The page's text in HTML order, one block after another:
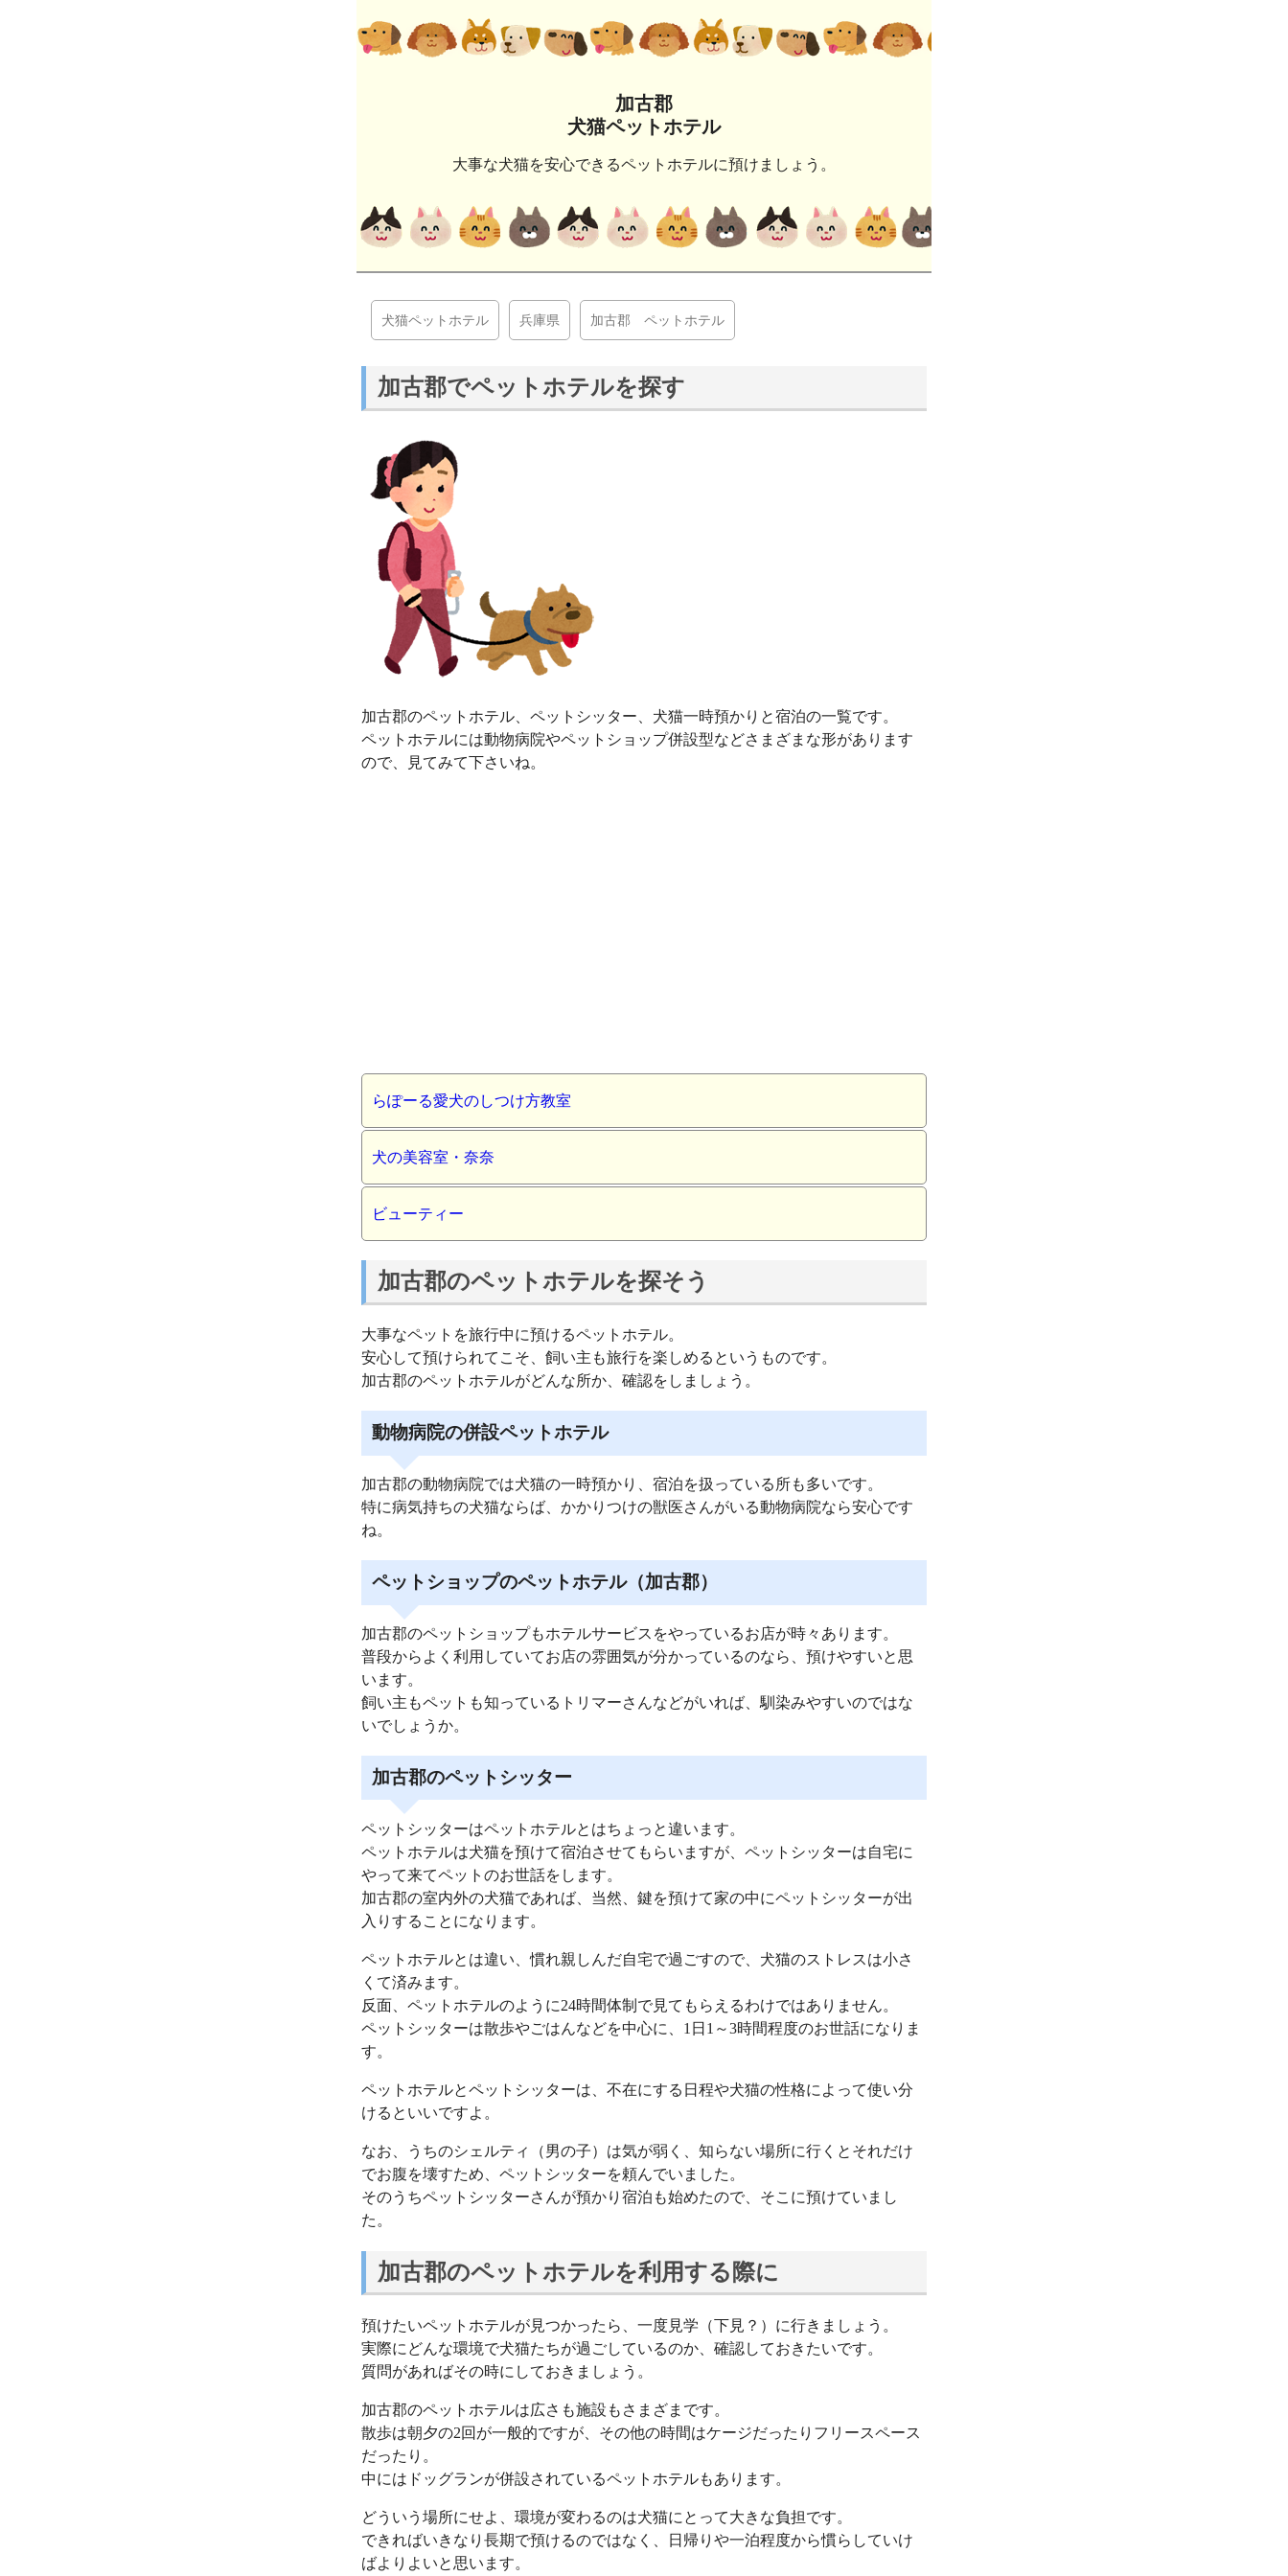
加古郡
犬猫ペットホテル
大事な犬猫を安心できるペットホテルに預けましょう。
犬猫ペットホテル 兵庫県 加古郡 ペットホテル
加古郡でペットホテルを探す
加古郡のペットホテル、ペットシッター、犬猫一時預かりと宿泊の一覧です。
ペットホテルには動物病院やペットショップ併設型などさまざまな形があります
ので、見てみて下さいね。
らぽーる愛犬のしつけ方教室
犬の美容室・奈奈
ビューティー
加古郡のペットホテルを探そう
大事なペットを旅行中に預けるペットホテル。
安心して預けられてこそ、飼い主も旅行を楽しめるというものです。
加古郡のペットホテルがどんな所か、確認をしましょう。
動物病院の併設ペットホテル
加古郡の動物病院では犬猫の一時預かり、宿泊を扱っている所も多いです。
特に病気持ちの犬猫ならば、かかりつけの獣医さんがいる動物病院なら安心です
ね。
ペットショップのペットホテル（加古郡）
加古郡のペットショップもホテルサービスをやっているお店が時々あります。
普段からよく利用していてお店の雰囲気が分かっているのなら、預けやすいと思
います。
飼い主もペットも知っているトリマーさんなどがいれば、馴染みやすいのではな
いでしょうか。
加古郡のペットシッター
ペットシッターはペットホテルとはちょっと違います。
ペットホテルは犬猫を預けて宿泊させてもらいますが、ペットシッターは自宅に
やって来てペットのお世話をします。
加古郡の室内外の犬猫であれば、当然、鍵を預けて家の中にペットシッターが出
入りすることになります。
ペットホテルとは違い、慣れ親しんだ自宅で過ごすので、犬猫のストレスは小さ
くて済みます。
反面、ペットホテルのように24時間体制で見てもらえるわけではありません。
ペットシッターは散歩やごはんなどを中心に、1日1～3時間程度のお世話になりま
す。
ペットホテルとペットシッターは、不在にする日程や犬猫の性格によって使い分
けるといいですよ。
なお、うちのシェルティ（男の子）は気が弱く、知らない場所に行くとそれだけ
でお腹を壊すため、ペットシッターを頼んでいました。
そのうちペットシッターさんが預かり宿泊も始めたので、そこに預けていまし
た。
加古郡のペットホテルを利用する際に
預けたいペットホテルが見つかったら、一度見学（下見？）に行きましょう。
実際にどんな環境で犬猫たちが過ごしているのか、確認しておきたいです。
質問があればその時にしておきましょう。
加古郡のペットホテルは広さも施設もさまざまです。
散歩は朝夕の2回が一般的ですが、その他の時間はケージだったりフリースペース
だったり。
中にはドッグランが併設されているペットホテルもあります。
どういう場所にせよ、環境が変わるのは犬猫にとって大きな負担です。
できればいきなり長期で預けるのではなく、日帰りや一泊程度から慣らしていけ
ばよりよいと思います。